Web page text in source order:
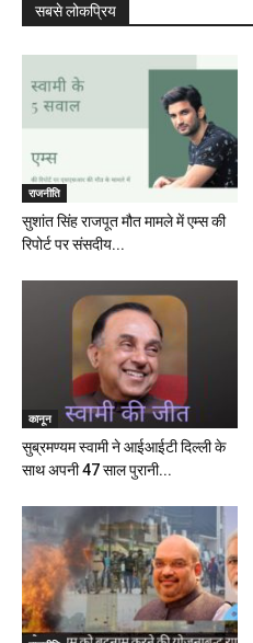
सबसे लोकप्रिय
राजनीति
सुशांत सिंह राजपूत मौत मामले में एम्स की
रिपोर्ट पर संसदीय...
कानून
सुब्रमण्यम स्वामी ने आईआईटी दिल्ली के
साथ अपनी 47 साल पुरानी...